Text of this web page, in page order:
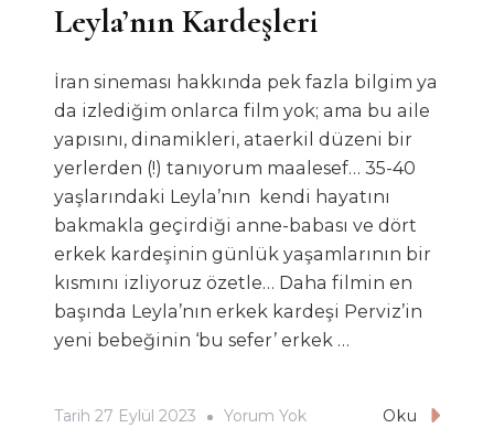
Leyla’nın Kardeşleri
İran sineması hakkında pek fazla bilgim ya
da izlediğim onlarca film yok; ama bu aile
yapısını, dinamikleri, ataerkil düzeni bir
yerlerden (!) tanıyorum maalesef… 35-40
yaşlarındaki Leyla’nın kendi hayatını
bakmakla geçirdiği anne-babası ve dört
erkek kardeşinin günlük yaşamlarının bir
kısmını izliyoruz özetle… Daha filmin en
başında Leyla’nın erkek kardeşi Perviz’in
yeni bebeğinin ‘bu sefer’ erkek …
Tarih 27 Eylül 2023 Yorum YokLeyla’nın
Oku